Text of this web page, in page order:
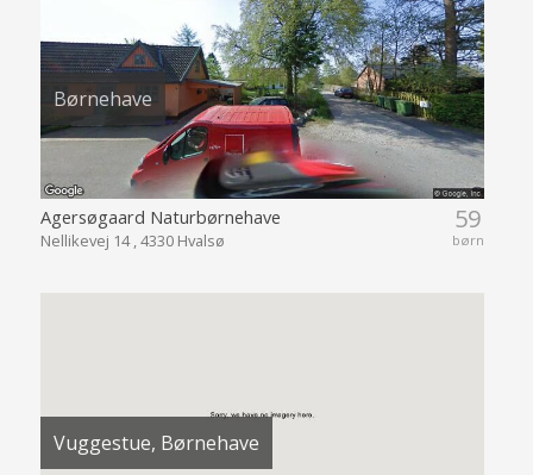
Børnehave
59
børn
Agersøgaard Naturbørnehave
Nellikevej 14 , 4330 Hvalsø
Vuggestue, Børnehave